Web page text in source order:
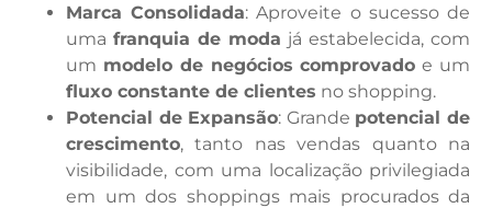
Marca Consolidada: Aproveite o sucesso de
uma franquia de moda já estabelecida, com
um modelo de negócios comprovado e um
fluxo constante de clientes no shopping.
Potencial de Expansão: Grande potencial de
crescimento, tanto nas vendas quanto na
visibilidade, com uma localização privilegiada
em um dos shoppings mais procurados da